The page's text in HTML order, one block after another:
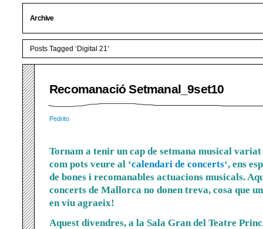
Archive
Posts Tagged ‘Digital 21’
Recomanació Setmanal_9set10
Pedrito
Tornam a tenir un cap de setmana musical variat
com pots veure al ‘calendari de concerts‘, ens
de bones i recomanables actuacions musicals.
concerts de Mallorca no donen treva, cosa que
en viu agraeix!
Aquest divendres, a la Sala Gran del Teatre